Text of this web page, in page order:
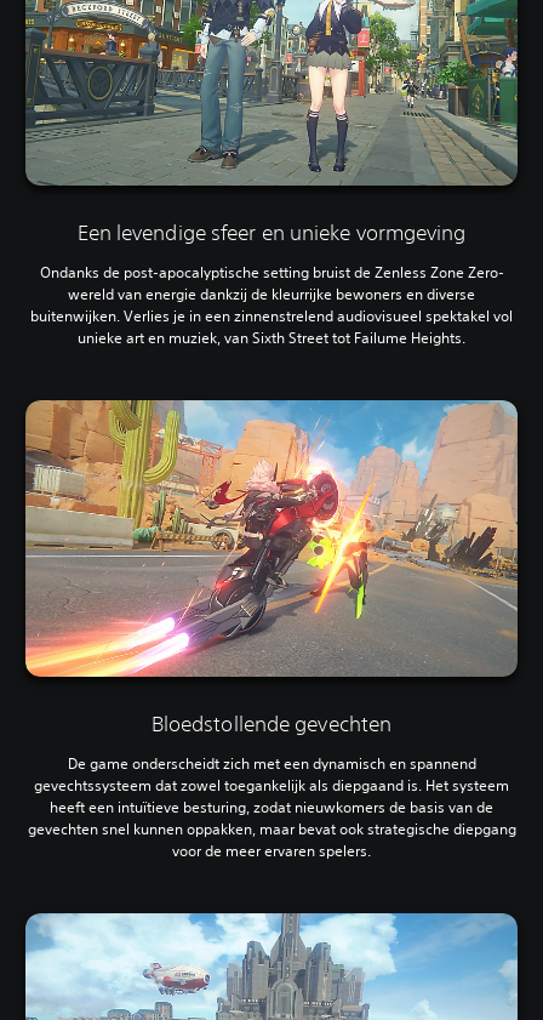
Een levendige sfeer en unieke vormgeving
Ondanks de post-apocalyptische setting bruist de Zenless Zone Zero-
wereld van energie dankzij de kleurrijke bewoners en diverse
buitenwijken. Verlies je in een zinnenstrelend audiovisueel spektakel vol
unieke art en muziek, van Sixth Street tot Failume Heights.
Bloedstollende gevechten
De game onderscheidt zich met een dynamisch en spannend
gevechtssysteem dat zowel toegankelijk als diepgaand is. Het systeem
heeft een intuïtieve besturing, zodat nieuwkomers de basis van de
gevechten snel kunnen oppakken, maar bevat ook strategische diepgang
voor de meer ervaren spelers.